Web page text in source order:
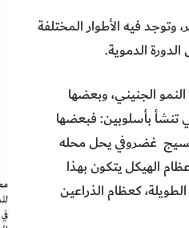
فيه الأطوار المختلفة
الدموية.
الجنيني، وبعضها
تنشأ بأسلوبين: فبعضها
غضروفي يحل محله
الهيكل يتكون بهذا
كعظام الذراعين